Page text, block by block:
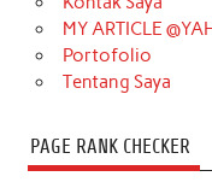
MY ARTICLE
Portofolio
Tentang Saya
PAGE RANK CHECKER